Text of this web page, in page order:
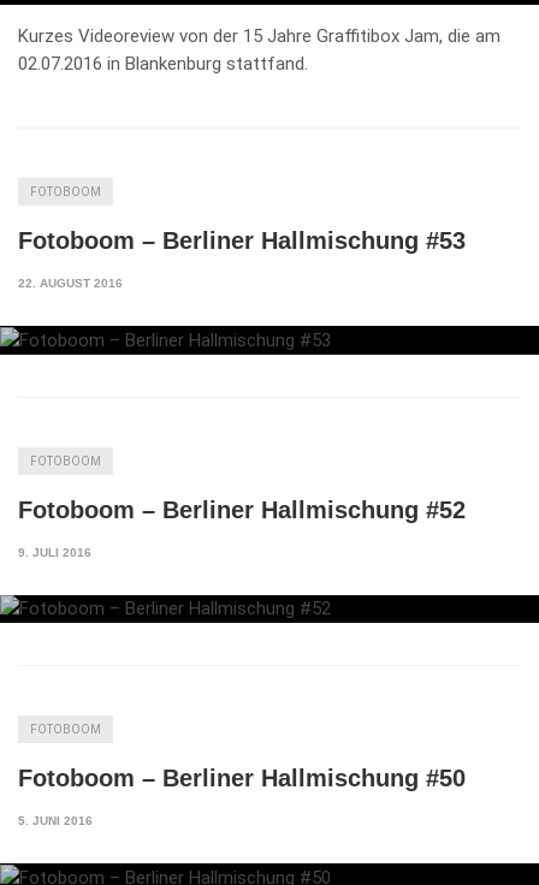
Kurzes Videoreview von der 15 Jahre Graffitibox Jam, die am
02.07.2016 in Blankenburg stattfand.
FOTOBOOM
Fotoboom – Berliner Hallmischung #53
22. AUGUST 2016
FOTOBOOM
Fotoboom – Berliner Hallmischung #52
9. JULI 2016
FOTOBOOM
Fotoboom – Berliner Hallmischung #50
5. JUNI 2016